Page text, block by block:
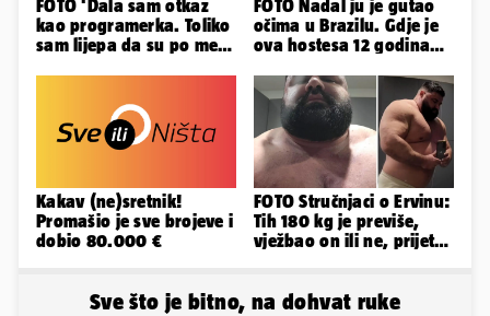
FOTO 'Dala sam otkaz
kao programerka. Toliko
sam lijepa da su po meni
FOTO Nadal ju je gutao
očima u Brazilu. Gdje je
ova hostesa 12 godina
Kakav (ne)sretnik!
Promašio je sve brojeve i
dobio 80.000 €
FOTO Stručnjaci o Ervinu:
Tih 180 kg je previše,
vježbao on ili ne, prijete
Sve što je bitno, na dohvat ruke